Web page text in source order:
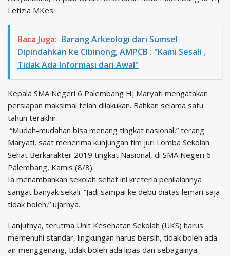
Letizia MKes.
Baca Juga: Barang Arkeologi dari Sumsel
Dipindahkan ke Cibinong, AMPCB : "Kami Sesali ,
Tidak Ada Informasi dari Awal"
Kepala SMA Negeri 6 Palembang Hj Maryati mengatakan
persiapan maksimal telah dilakukan. Bahkan selama satu
tahun terakhir.
“Mudah-mudahan bisa menang tingkat nasional,” terang
Maryati, saat menerima kunjungan tim juri Lomba Sekolah
Sehat Berkarakter 2019 tingkat Nasional, di SMA Negeri 6
Palembang, Kamis (8/8).
Ia menambahkan sekolah sehat ini kreteria penilaiannya
sangat banyak sekali. “Jadi sampai ke debu diatas lemari saja
tidak boleh,” ujarnya.
Lanjutnya, terutma Unit Kesehatan Sekolah (UKS) harus
memenuhi standar, lingkungan harus bersih, tidak boleh ada
air menggenang, tidak boleh ada lipas dan sebagainya.